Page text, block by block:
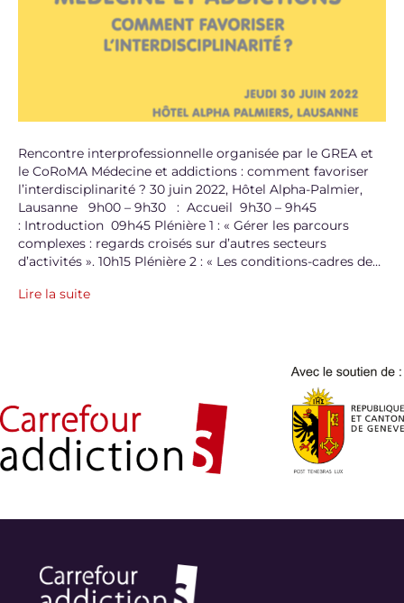
Rencontre interprofessionnelle organisée par le GREA et
le CoRoMA Médecine et addictions : comment favoriser
l’interdisciplinarité ? 30 juin 2022, Hôtel Alpha-Palmier,
Lausanne 9h00 – 9h30 : Accueil 9h30 – 9h45
: Introduction 09h45 Plénière 1 : « Gérer les parcours
complexes : regards croisés sur d’autres secteurs
d’activités ». 10h15 Plénière 2 : « Les conditions-cadres de…
Lire la suite